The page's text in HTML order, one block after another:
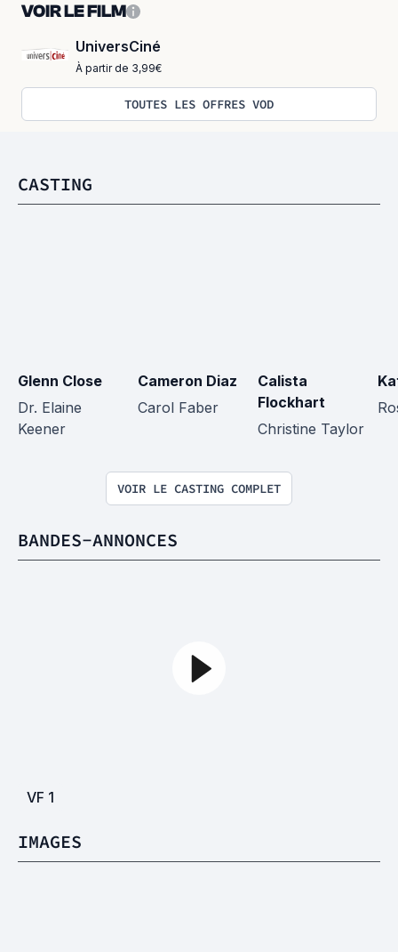
VOIR LE FILM
UniversCiné
À partir de 3,99€
TOUTES LES OFFRES VOD
CASTING
Glenn Close
Dr. Elaine
Keener
Cameron Diaz
Carol Faber
Calista
Flockhart
Christine Taylor
VOIR LE CASTING COMPLET
BANDES-ANNONCES
VF 1
IMAGES